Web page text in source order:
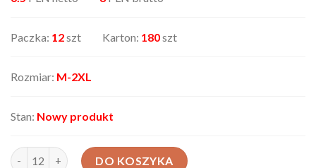
Paczka: 12szt Karton: 180szt
Rozmiar: M-2XL
Stan: Nowy produkt
ilość Spodnie damskie AX-333135-40
DO KOSZYKA